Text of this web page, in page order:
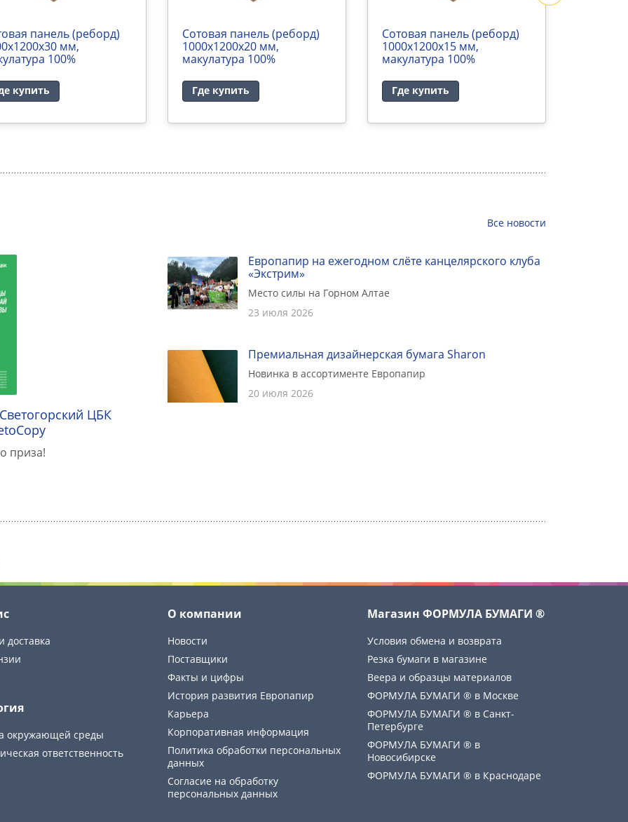
панель (реборд)
мм,
100%
купить
Сотовая панель (реборд)
1000х1200х20 мм,
макулатура 100%
Где купить
Сотовая панель (реборд)
1000х1200х15 мм,
макулатура 100%
Где купить
Все новости
ЦБК
приза!
Европапир на ежегодном слёте канцелярского клуба
«Экстрим»
Место силы на Горном Алтае
23 июля 2026
Премиальная дизайнерская бумага Sharon
Новинка в ассортименте Европапир
20 июля 2026
доставка
окружающей среды
ответственность
О компании
Новости
Поставщики
Факты и цифры
История развития Европапир
Карьера
Корпоративная информация
Политика обработки персональных
данных
Cогласие на обработку
персональных данных
Магазин ФОРМУЛА БУМАГИ ®
Условия обмена и возврата
Резка бумаги в магазине
Веера и образцы материалов
ФОРМУЛА БУМАГИ ® в Москве
ФОРМУЛА БУМАГИ ® в Санкт-
Петербурге
ФОРМУЛА БУМАГИ ® в
Новосибирске
ФОРМУЛА БУМАГИ ® в Краснодаре